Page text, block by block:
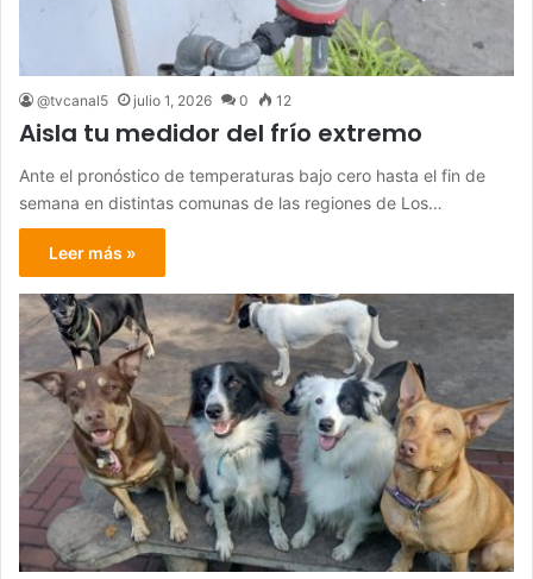
@tvcanal5 julio 1, 2026 0 12
Aisla tu medidor del frío extremo
Ante el pronóstico de temperaturas bajo cero hasta el fin de
semana en distintas comunas de las regiones de Los…
Leer más »